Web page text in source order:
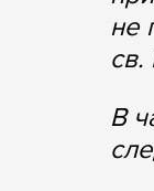
не
В